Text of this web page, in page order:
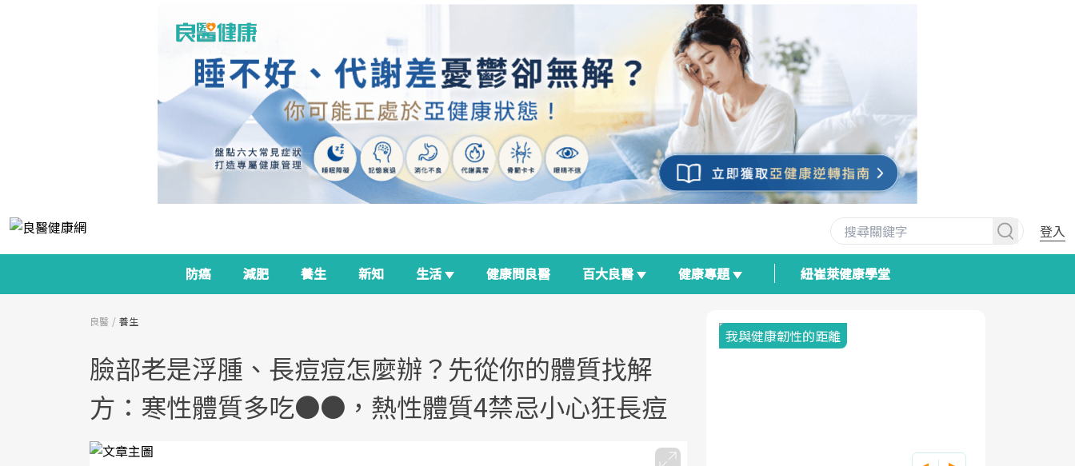
登入
防癌 減肥 養生 新知 生活 健康問良醫 百大良醫 健康專題 紐崔萊健康學堂
良醫 養生
臉部老是浮腫、長痘痘怎麼辦？先從你的體質找解
方：寒性體質多吃●●，熱性體質4禁忌小心狂長痘
我與健康韌性的距離